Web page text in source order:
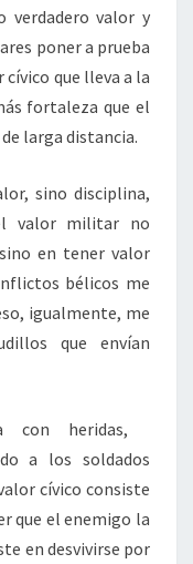
verdadero valor y
poner a prueba
que lleva a la
fortaleza que el
larga distancia.
sino disciplina,
valor militar no
en tener valor
bélicos me
igualmente, me
que envían
heridas,
a los soldados
cívico consiste
que el enemigo la
en desvivirse por